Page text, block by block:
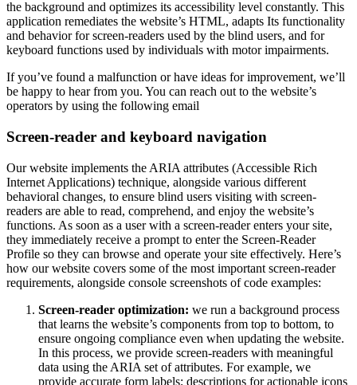
the background and optimizes its accessibility level constantly. This
application remediates the website’s HTML, adapts Its functionality
and behavior for screen-readers used by the blind users, and for
keyboard functions used by individuals with motor impairments.
If you’ve found a malfunction or have ideas for improvement, we’ll
be happy to hear from you. You can reach out to the website’s
operators by using the following email
Screen-reader and keyboard navigation
Our website implements the ARIA attributes (Accessible Rich
Internet Applications) technique, alongside various different
behavioral changes, to ensure blind users visiting with screen-
readers are able to read, comprehend, and enjoy the website’s
functions. As soon as a user with a screen-reader enters your site,
they immediately receive a prompt to enter the Screen-Reader
Profile so they can browse and operate your site effectively. Here’s
how our website covers some of the most important screen-reader
requirements, alongside console screenshots of code examples:
Screen-reader optimization: we run a background process
that learns the website’s components from top to bottom, to
ensure ongoing compliance even when updating the website.
In this process, we provide screen-readers with meaningful
data using the ARIA set of attributes. For example, we
provide accurate form labels; descriptions for actionable icons